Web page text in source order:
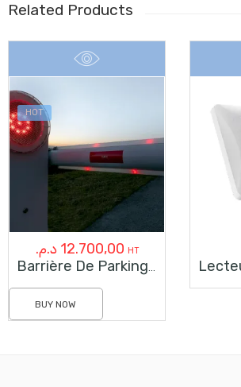
Related Products
HOT
12.700,00 د.م. HT
Barrière De Parking Automatique 6 M Avec LED Au Maroc
BUY NOW